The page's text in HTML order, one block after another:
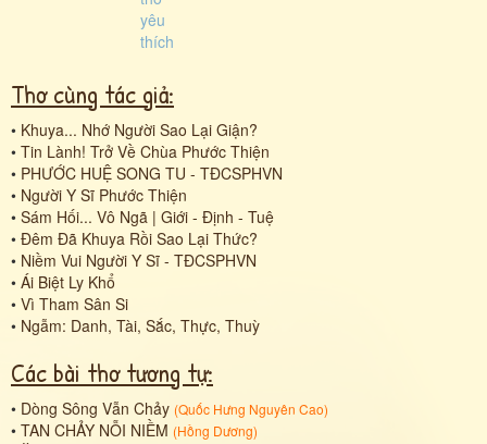
Thơ cùng tác giả:
• Khuya... Nhớ Người Sao Lại Giận?
• Tin Lành! Trở Về Chùa Phước Thiện
• PHƯỚC HUỆ SONG TU - TĐCSPHVN
• Người Y Sĩ Phước Thiện
• Sám Hối... Vô Ngã | Giới - Định - Tuệ
• Đêm Đã Khuya Rồi Sao Lại Thức?
• Niềm Vui Người Y Sĩ - TĐCSPHVN
• Ái Biệt Ly Khổ
• Vì Tham Sân Si
• Ngẫm: Danh, Tài, Sắc, Thực, Thuỳ
Các bài thơ tương tự:
• Dòng Sông Vẫn Chảy (Quốc Hưng Nguyên Cao)
• TAN CHẢY NỖI NIỀM (Hồng Dương)